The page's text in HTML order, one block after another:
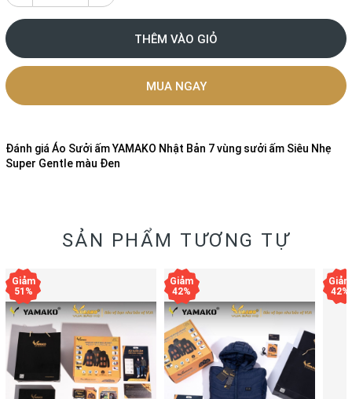
THÊM VÀO GIỎ
MUA NGAY
Đánh giá Áo Sưởi ấm YAMAKO Nhật Bản 7 vùng sưởi ấm Siêu Nhẹ
Super Gentle màu Đen
SẢN PHẨM TƯƠNG TỰ